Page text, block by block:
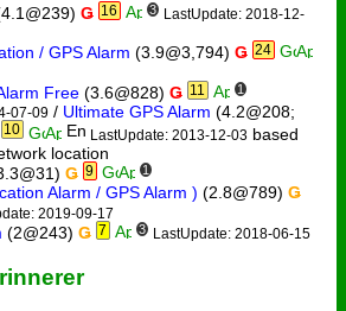
Ǥ 16 3 LastUpdate: 2018-12-
/ GPS Alarm (3.9@3,794) Ǥ 24
Free (3.6@828) Ǥ 11 1
07-09 / Ultimate GPS Alarm (4.2@208;
10 LastUpdate: 2013-12-03based
location
Ǥ 9 1
Alarm / GPS Alarm ) (2.8@789) Ǥ
2019-09-17
(2@243) Ǥ 7 3 LastUpdate: 2018-06-15